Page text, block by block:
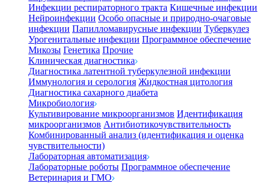
Инфекции респираторного тракта Кишечные инфекции
Нейроинфекции Особо опасные и природно-очаговые
инфекции Папилломавирусные инфекции Туберкулез
Урогенитальные инфекции Программное обеспечение
Микозы Генетика Прочие
Клиническая диагностика
Диагностика латентной туберкулезной инфекции
Иммунология и серология Жидкостная цитология
Диагностика сахарного диабета
Микробиология
Культивирование микроорганизмов Идентификация
микроорганизмов Антибиотикочувствительность
Комбинированный анализ (идентификация и оценка
чувствительности)
Лабораторная автоматизация
Лабораторные роботы Программное обеспечение
Ветеринария и ГМО